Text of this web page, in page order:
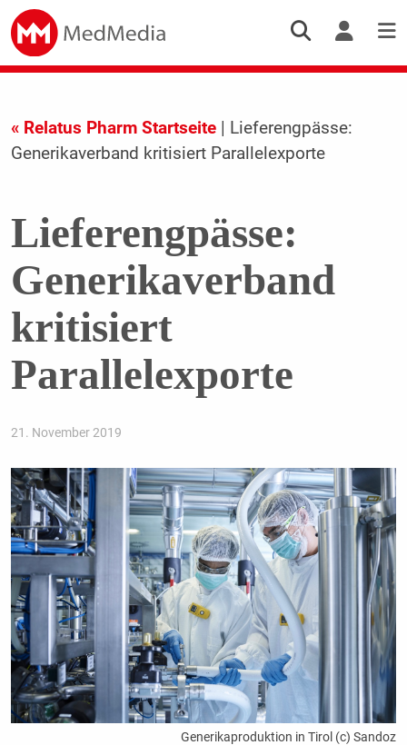
« Relatus Pharm Startseite| Lieferengpässe:
Generikaverband kritisiert Parallelexporte
Lieferengpässe:
Generikaverband
kritisiert
Parallelexporte
21. November 2019
Generikaproduktion in Tirol (c) Sandoz